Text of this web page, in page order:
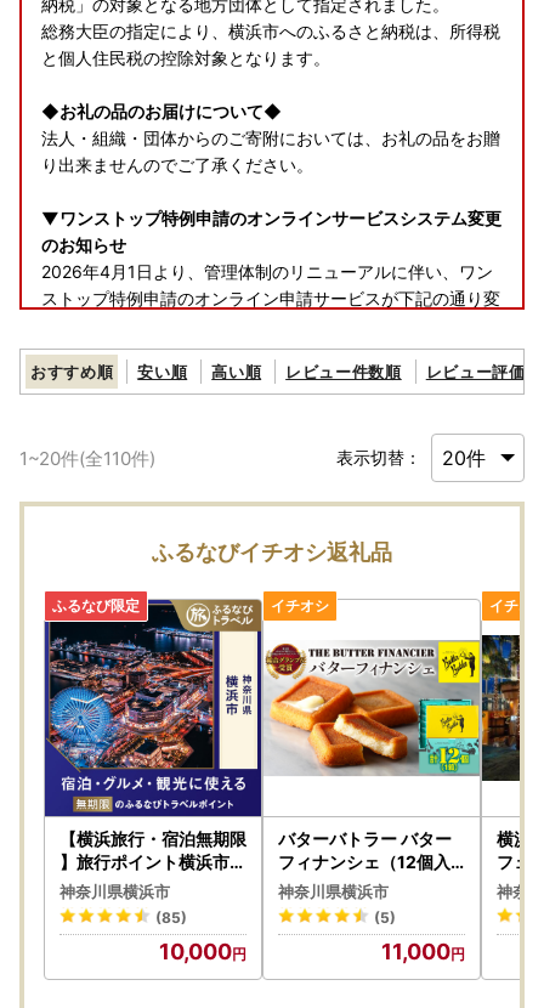
納税」の対象となる地方団体として指定されました。
総務大臣の指定により、横浜市へのふるさと納税は、所得税
と個人住民税の控除対象となります。
◆お礼の品のお届けについて◆
法人・組織・団体からのご寄附においては、お礼の品をお贈
り出来ませんのでご了承ください。
▼ワンストップ特例申請のオンラインサービスシステム変更
のお知らせ
2026年4月1日より、管理体制のリニューアルに伴い、ワン
ストップ特例申請のオンライン申請サービスが下記の通り変
【変更前】自治体マイページ
つきましては、オンラインでのワンストップ特例申請をご希
【ふるまどについて】
「ふるまど」では、複数回の寄附や複数自治体様へのワンス
トップ特例申請をまとめて行うことができます。
ぜひ会員登録の上ご活用くださいませ。
下記リンクよりオンライン申請サービス「ふるまど」をご利
用いただけます。
【ふるまどリンク】
https://furumado.jp/
【ご利用手順】
---------------------------
1.公的個人認証アプリ「IAM（アイアム）」をインストール
2.「ふるまど」に新規アカウント登録
3.寄附情報を登録
4.ワンストップ特例申請を実施
※複数の寄附登録後は、まとめてワンストップ特例申請が可
おすすめ順 安い順 高い順 レビュー件数順 レビュー評価順
1~20件(全110件) 表示切替：
ふるなびイチオシ返礼品
【横浜旅行・宿泊無期限
】旅行ポイント横浜市ふ
るなびトラベルポイント
神奈川県横浜市
(85)
10,000
バターバトラー バター
フィナンシェ（12個入
）｜ フィナンシェ お土
産 ギフト プレゼント バ
ター 横浜 東京 AAK000
神奈川県横浜市
(5)
11,000
横浜
フェ
ッフ
神奈